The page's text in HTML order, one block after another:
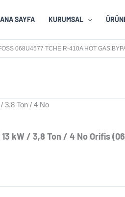
ANA SAYFA KURUMSAL
068U4577 TCHE R-410A HOT GAS
kW / 3,8 Ton / 4 No Orifis